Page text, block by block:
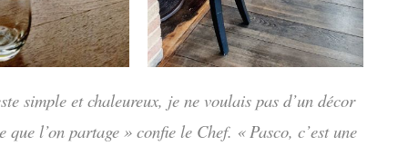
simple et chaleureux, je ne voulais pas d’un décor
l’on partage » confie le Chef. « Pasco, c’est une